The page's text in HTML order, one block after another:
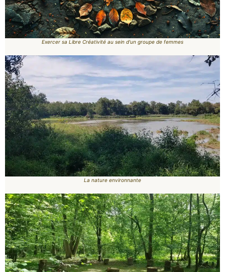
Exercer sa Libre Créativité au sein d'un groupe de femmes
La nature environnante